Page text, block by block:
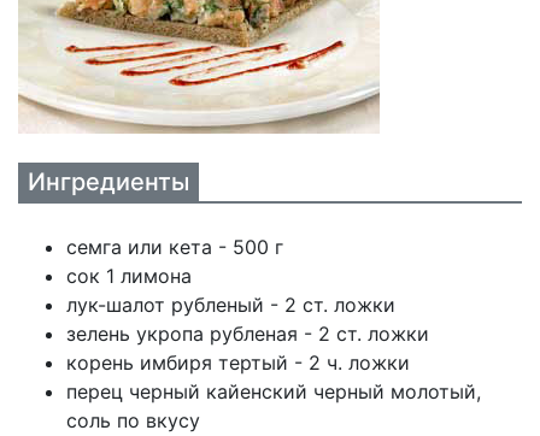
Ингредиенты
семга или кета - 500 г
сок 1 лимона
лук-шалот рубленый - 2 ст. ложки
зелень укропа рубленая - 2 ст. ложки
корень имбиря тертый - 2 ч. ложки
перец черный кайенский черный молотый,
соль по вкусу